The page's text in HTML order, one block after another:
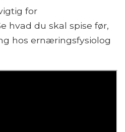
for
hvad du skal spise før,
hos ernæringsfysiolog